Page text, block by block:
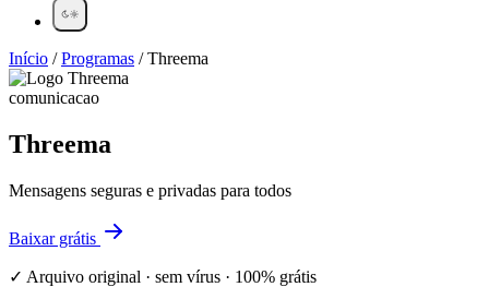
Início /Programas /Threema
comunicacao
Threema
Mensagens seguras e privadas para todos
Baixar grátis
✓ Arquivo original · sem vírus · 100% grátis